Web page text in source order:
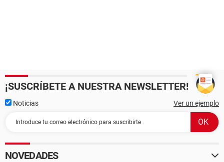
¡SUSCRÍBETE A NUESTRA NEWSLETTER!
Noticias Ver un ejemplo
NOVEDADES